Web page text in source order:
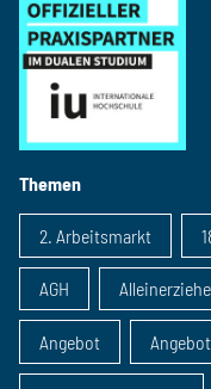
Themen
2. Arbeitsmarkt
AGH
Angebot